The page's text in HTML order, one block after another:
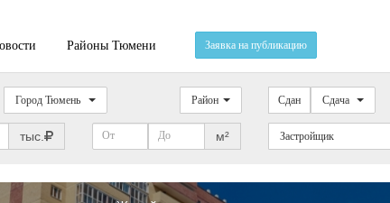
Районы Тюмени Заявка на публикацию
Город Тюмень Район Сдан Сдача
тыс. м² Застройщик